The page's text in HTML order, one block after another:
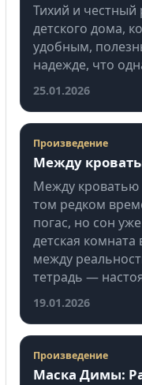
Тихий и честный
детского дома,
удобным,
надежде, что
25.01.2026
Произведение
Между
Между кроватью
том редком
погас, но сон
детская комната
между
тетрадь —
19.01.2026
Произведение
Маска Димы: